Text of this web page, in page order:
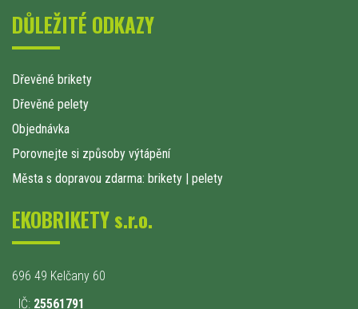
DŮLEŽITÉ ODKAZY
Dřevěné brikety
Dřevěné pelety
Objednávka
Porovnejte si způsoby výtápění
Města s dopravou zdarma: brikety | pelety
EKOBRIKETY s.r.o.
696 49 Kelčany 60
IČ: 25561791